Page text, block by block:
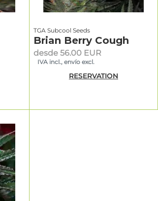
TGA Subcool Seeds
Brian Berry Cough
desde 56.00 EUR
IVA incl., envío excl.
RESERVATION